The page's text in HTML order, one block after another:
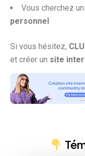
Vous cherchez
personnel
Si vous hésitez,
et créer un site